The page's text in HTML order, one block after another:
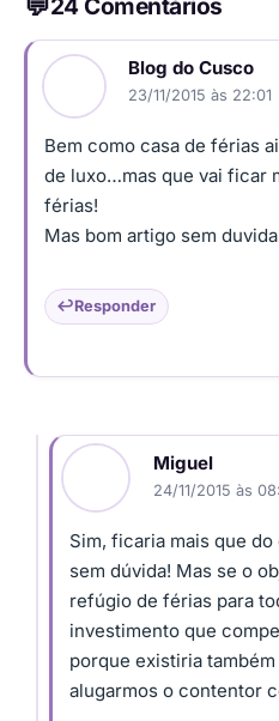
Blog do Cusco
23/11/2015 às 22:01
Bem como casa de férias
de luxo…mas que vai ficar
férias!
Mas bom artigo sem
Responder
Miguel
24/11/2015 às
Sim, ficaria mais que
sem dúvida! Mas se o
refúgio de férias para
investimento que
porque existiria
alugarmos o contentor